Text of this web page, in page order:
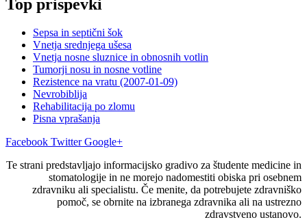
Top prispevki
Sepsa in septični šok
Vnetja srednjega ušesa
Vnetja nosne sluznice in obnosnih votlin
Tumorji nosu in nosne votline
Rezistence na vratu (2007-01-09)
Nevrobiblija
Rehabilitacija po zlomu
Pisna vprašanja
Facebook Twitter Google+
Te strani predstavljajo informacijsko gradivo za študente medicine in
stomatologije in ne morejo nadomestiti obiska pri osebnem
zdravniku ali specialistu. Če menite, da potrebujete zdravniško
pomoč, se obrnite na izbranega zdravnika ali na ustrezno
zdravstveno ustanovo.